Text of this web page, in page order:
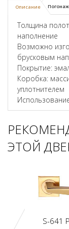
Описание Погонаж
Толщина
наполнение
Возможно
брусковым
Покрытие:
Коробка:
уплотнителем
ЭТОЙ
S-641